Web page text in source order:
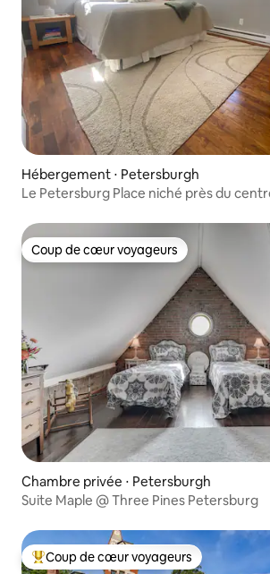
Hébergement ⋅ Petersburgh
Le Petersburg Place niché près du
Coup de cœur voyageurs
Coup de cœur voyageurs
Chambre privée ⋅ Petersburgh
Suite Maple @ Three Pines Petersburg
Coups de cœur voyageurs les plus
Coup de cœur voyageurs